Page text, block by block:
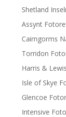
Shetland
Assynt
Cairngorms
Torridon
Harris &
Isle of Skye
Glencoe
Intensive